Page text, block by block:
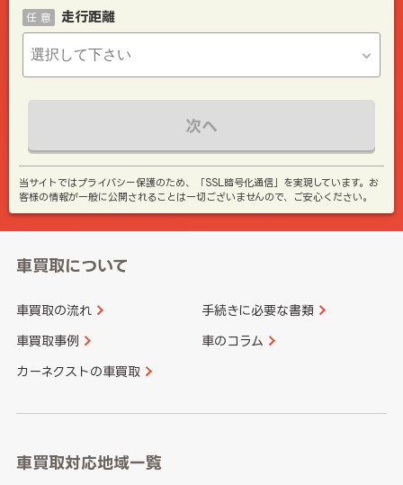
走行距離
任 意
次へ
当サイトではプライバシー保護のため、「SSL暗号化通信」を実現しています。お
客様の情報が一般に公開されることは一切ございませんので、ご安心ください。
車買取について
車買取の流れ 手続きに必要な書類
車買取事例 車のコラム
カーネクストの車買取
車買取対応地域一覧